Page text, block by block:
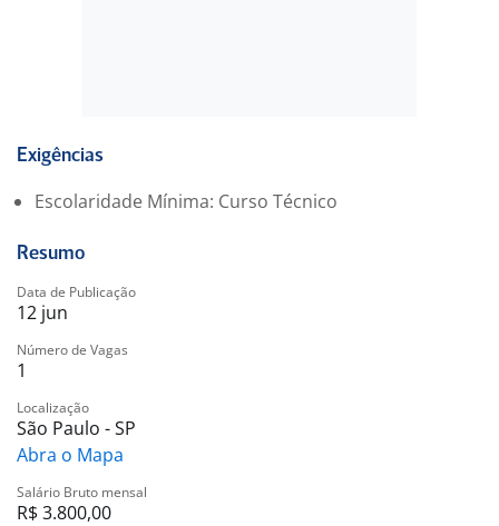
Exigências
Escolaridade Mínima: Curso Técnico
Resumo
Data de Publicação
12 jun
Número de Vagas
1
Localização
São Paulo - SP
Abra o Mapa
Salário Bruto mensal
R$ 3.800,00